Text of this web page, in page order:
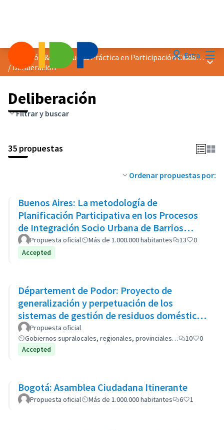
EntraDistinción &quot;Buena Práctica en Participación Ciudadana&quot; 2023
/Deliberación
Deliberación
Filtrar y buscar
35 propuestas
Ordenar propuestas por:
Buenos Aires: La metodología de
Planificación Participativa en los Procesos
de Integración Socio Urbana de Barrios
Populares: el caso del Barrio 20
Propuesta oficial Más de 1.000.000 habitantes 13
0
Accepted
Département de Podor: Proyecto de
generalización y perpetuación de los
sistemas de gestión de residuos domésticos
(GP-GOM).
Propuesta oficial
Gobiernos supralocales, regionales, provinciales…
10
0
Accepted
Bogotá: Asamblea Ciudadana Itinerante
Propuesta oficial Más de 1.000.000 habitantes 6 1